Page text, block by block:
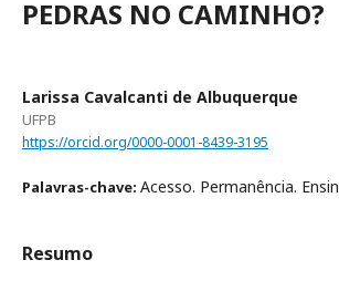
PEDRAS NO CAMINHO?
Larissa Cavalcanti de Albuquerque
UFPB
https://orcid.org/0000-0001-8439-3195
Palavras-chave: Acesso. Permanência.
Resumo